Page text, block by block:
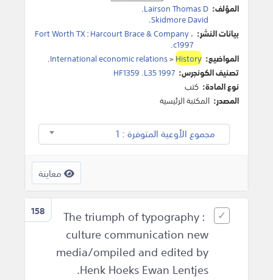
المؤلف: Lairson Thomas D
.
Skidmore David
.
بيانات النشر:
Fort Worth TX:Harcourt Brace & Company،
c1997
.
المواضيع:
International economic relations>History
.
تصنيف الكونجرس: HF1359 .L35 1997
نوع المادة: كتب
المصدر: المكتبة الرئيسية
مجموع الأوعية المتوفرة : 1
معاينة
158
The triumph of typography :
culture communication new
media/ompiled and edited by
Henk Hoeks Ewan Lentjes.